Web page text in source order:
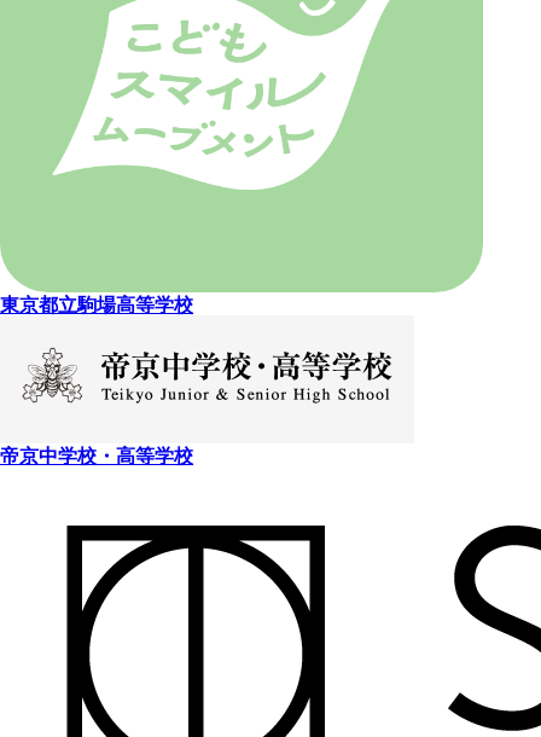
東京都立駒場高等学校
帝京中学校・高等学校